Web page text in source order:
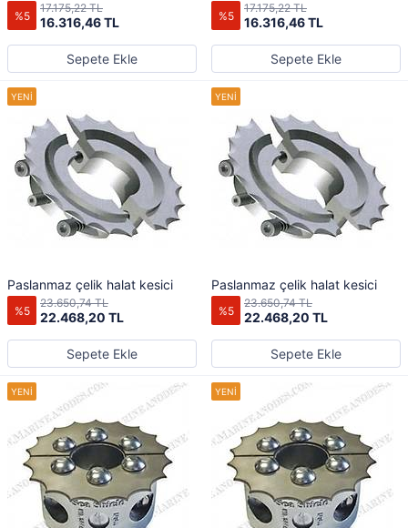
%5 16.316,46 TL
17.175,22 TL
Sepete Ekle
%5 16.316,46 TL
17.175,22 TL
Sepete Ekle
Paslanmaz çelik halat kesici
%5 22.468,20 TL
23.650,74 TL
Sepete Ekle
Paslanmaz çelik halat kesici
%5 22.468,20 TL
23.650,74 TL
Sepete Ekle